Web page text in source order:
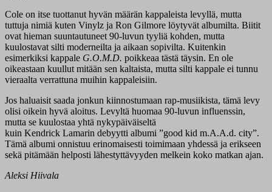
Cole on itse tuottanut hyvän määrän kappaleista levyllä, mutta
tuttuja nimiä kuten Vinylz ja Ron Gilmore löytyvät albumilta. Biitit
ovat hieman suuntautuneet 90-luvun tyyliä kohden, mutta
kuulostavat silti moderneilta ja aikaan sopivilta. Kuitenkin
esimerkiksi kappale G.O.M.D. poikkeaa tästä täysin. En ole
oikeastaan kuullut mitään sen kaltaista, mutta silti kappale ei tunnu
vieraalta verrattuna muihin kappaleisiin.
Jos haluaisit saada jonkun kiinnostumaan rap-musiikista, tämä levy
olisi oikein hyvä aloitus. Levyltä huomaa 90-luvun influenssin,
mutta se kuulostaa yhtä nykypäiväiseltä
kuin Kendrick Lamarin debyytti albumi ”good kid m.A.A.d. city”.
Tämä albumi onnistuu erinomaisesti toimimaan yhdessä ja erikseen
sekä pitämään helposti lähestyttävyyden melkein koko matkan ajan.
Aleksi Hiivala